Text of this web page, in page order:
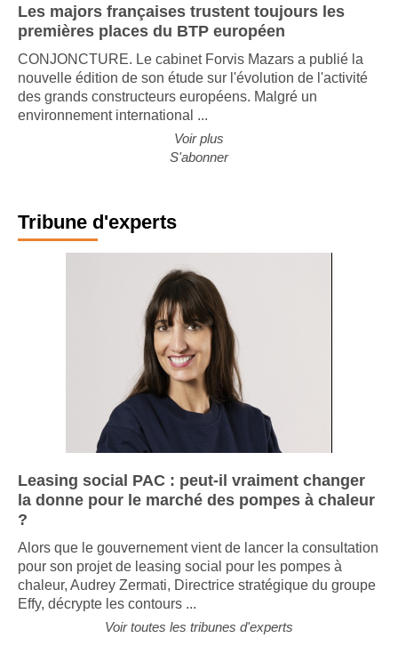
Les majors françaises trustent toujours les
premières places du BTP européen
CONJONCTURE. Le cabinet Forvis Mazars a publié la
nouvelle édition de son étude sur l'évolution de l'activité
des grands constructeurs européens. Malgré un
Voir plus
Tribune d'experts
Leasing social PAC : peut-il vraiment changer
la donne pour le marché des pompes à chaleur
Alors que le gouvernement vient de lancer la consultation
pour son projet de leasing social pour les pompes à
chaleur, Audrey Zermati, Directrice stratégique du groupe